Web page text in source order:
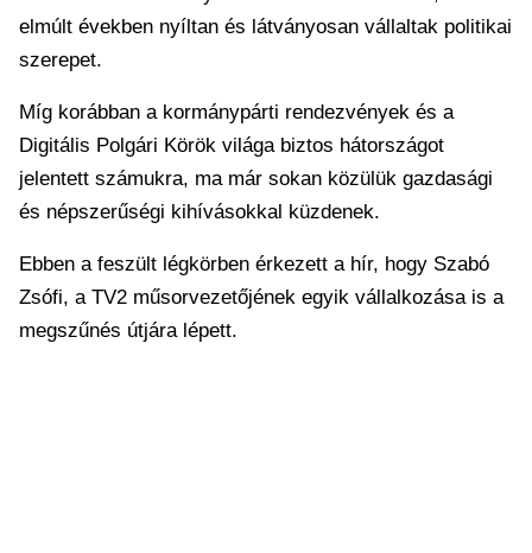
elmúlt években nyíltan és látványosan vállaltak politikai
szerepet.
Míg korábban a kormánypárti rendezvények és a
Digitális Polgári Körök világa biztos hátországot
jelentett számukra, ma már sokan közülük gazdasági
és népszerűségi kihívásokkal küzdenek.
Ebben a feszült légkörben érkezett a hír, hogy Szabó
Zsófi, a TV2 műsorvezetőjének egyik vállalkozása is a
megszűnés útjára lépett.